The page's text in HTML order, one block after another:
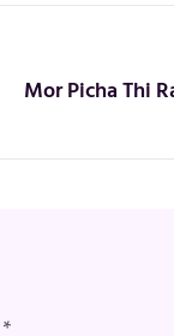
Mor Picha Thi
*